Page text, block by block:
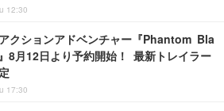
12:30
クションアドベンチャー『Phantom Bla
8月12日より予約開始！ 最新トレイラー
17:30